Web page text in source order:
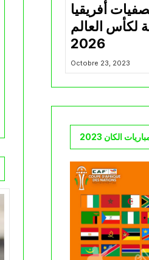
أفريقيا
لكأس العالم
2026
Octobre 23, 2023
الكان 2023